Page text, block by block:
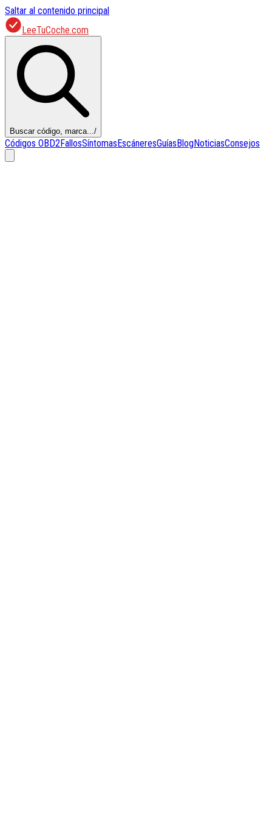
Saltar al contenido principal
LeeTuCoche.com
Buscar código, marca.../
Códigos OBD2FallosSíntomasEscáneresGuíasBlogNoticiasConsejos